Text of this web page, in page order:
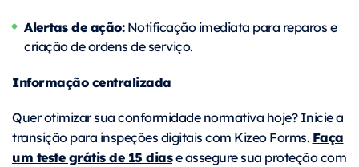
Alertas de ação:Notificação imediata para reparos e
criação de ordens de serviço.
Informação centralizada
Quer otimizar sua conformidade normativa hoje? Inicie a
transição para inspeções digitais com Kizeo Forms. Faça
um teste grátis de 15 diase assegure sua proteção com